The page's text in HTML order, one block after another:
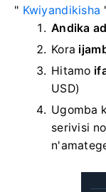
" Kwiyandikisha
Andika
Kora
Hitamo
USD)
Ugomba
serivisi